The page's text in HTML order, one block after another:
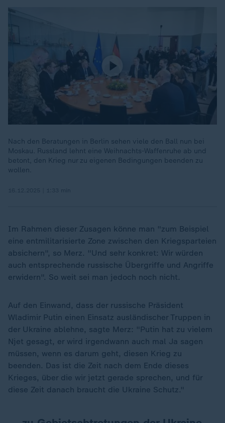
Nach den Beratungen in Berlin sehen viele den Ball nun bei
Moskau. Russland lehnt eine Weihnachts-Waffenruhe ab und
betont, den Krieg nur zu eigenen Bedingungen beenden zu
wollen.
Im Rahmen dieser Zusagen könne man "zum Beispiel
eine entmilitarisierte Zone zwischen den Kriegsparteien
absichern", so Merz. "Und sehr konkret: Wir würden
auch entsprechende russische Übergriffe und Angriffe
erwidern". So weit sei man jedoch noch nicht.
Auf den Einwand, dass der russische Präsident
Wladimir Putin einen Einsatz ausländischer Truppen in
der Ukraine ablehne, sagte Merz: "Putin hat zu vielem
Njet gesagt, er wird irgendwann auch mal Ja sagen
müssen, wenn es darum geht, diesen Krieg zu
beenden. Das ist die Zeit nach dem Ende dieses
Krieges, über die wir jetzt gerade sprechen, und für
diese Zeit danach braucht die Ukraine Schutz."